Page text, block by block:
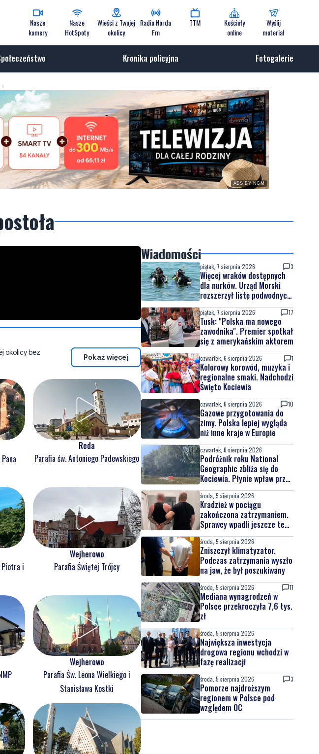
Nasze
kamery
Nasze
HotSpoty
Wieści z Twojej
okolicy
Radio Norda
Fm
TTM
Kościoły
online
Wyślij
materiał
Kronika policyjna Fotogalerie
ADS BY NGM
okolicy bez
Pokaż więcej
Reda
Parafia św. Antoniego Padewskiego
Piotra i
Wejherowo
Parafia Świętej Trójcy
Wejherowo
Parafia Św. Leona Wielkiego i
Stanisława Kostki
Wiadomości
piątek, 7 sierpnia 2026 3
Więcej wraków dostępnych
dla nurków. Urząd Morski
rozszerzył listę podwodnych
atrakcji
piątek, 7 sierpnia 2026 17
Tusk: "Polska ma nowego
zawodnika". Premier spotkał
się z amerykańskim aktorem
czwartek, 6 sierpnia 2026 1
Kolorowy korowód, muzyka i
regionalne smaki. Nadchodzi
Święto Kociewia
czwartek, 6 sierpnia 2026 10
Gazowe przygotowania do
zimy. Polska lepiej wygląda
niż inne kraje w Europie
czwartek, 6 sierpnia 2026
Podróżnik roku National
Geographic zbliża się do
Kociewia. Płynie wpław przez
całą Wisłę
środa, 5 sierpnia 2026
Kradzież w pociągu
zakończona zatrzymaniem.
Sprawcy wpadli jeszcze tego
samego dnia
środa, 5 sierpnia 2026
Zniszczył klimatyzator.
Podczas zatrzymania wyszło
na jaw, że był poszukiwany
środa, 5 sierpnia 2026 11
Mediana wynagrodzeń w
Polsce przekroczyła 7,6 tys.
zł
środa, 5 sierpnia 2026
Największa inwestycja
drogowa regionu wchodzi w
fazę realizacji
środa, 5 sierpnia 2026 3
Pomorze najdroższym
regionem w Polsce pod
względem OC